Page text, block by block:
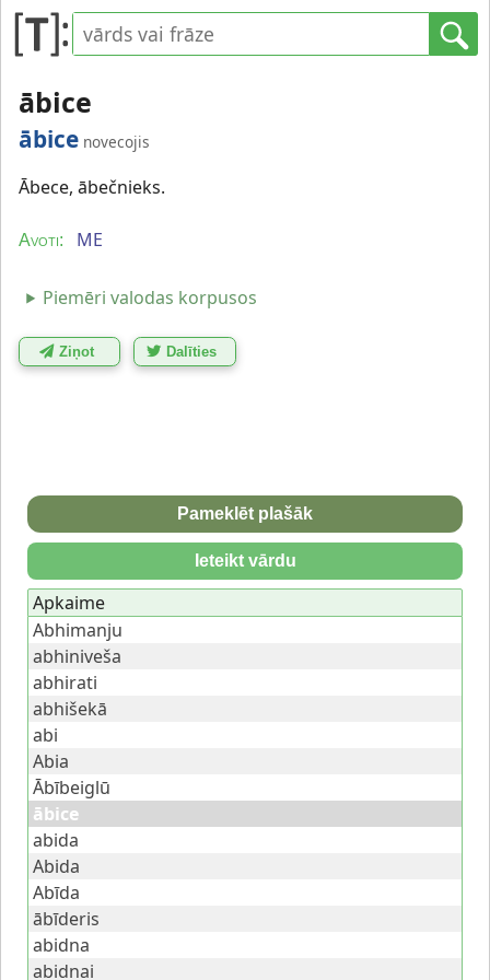
ābice
ābice novecojis
Ābece, ābečnieks.
Avoti: ME
Piemēri valodas korpusos
Ziņot Dalīties
Pameklēt plašāk
Ieteikt vārdu
Apkaime
Abhimanju
abhiniveša
abhirati
abhišekā
abi
Abia
Ābībeiglū
ābice
abida
Abida
Abīda
ābīderis
abidna
abidnai